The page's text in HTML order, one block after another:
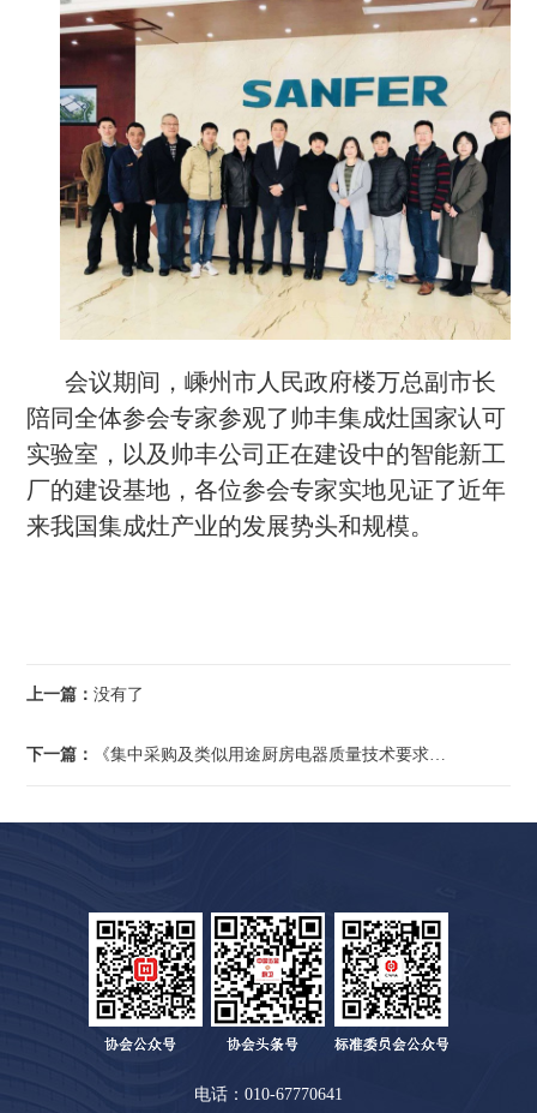
会议期间，嵊州市人民政府楼万总副市长
陪同全体参会专家参观了帅丰集成灶国家认可
实验室，以及帅丰公司正在建设中的智能新工
厂的建设基地，各位参会专家实地见证了近年
来我国集成灶产业的发展势头和规模。
上一篇：没有了
下一篇： 《集中采购及类似用途厨房电器质量技术要求》系列团体标准启动
电话：010-67770641